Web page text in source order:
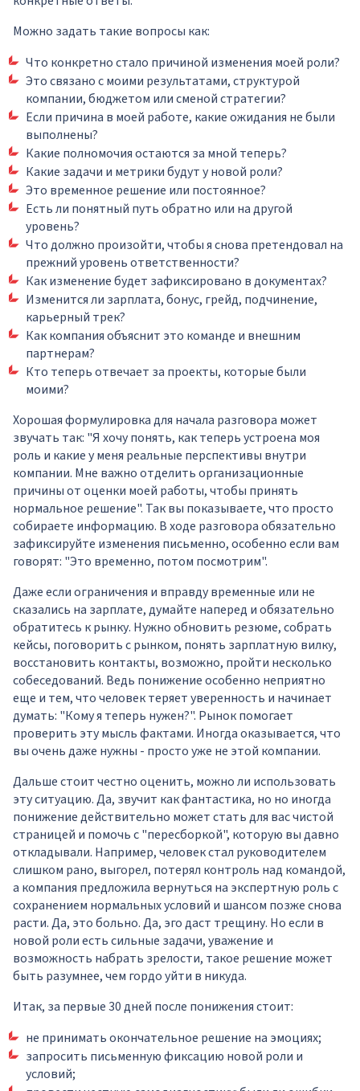
Можно задать такие вопросы как:
Что конкретно стало причиной изменения моей роли?
Это связано с моими результатами, структурой
компании, бюджетом или сменой стратегии?
Если причина в моей работе, какие ожидания не были
выполнены?
Какие полномочия остаются за мной теперь?
Какие задачи и метрики будут у новой роли?
Это временное решение или постоянное?
Есть ли понятный путь обратно или на другой
уровень?
Что должно произойти, чтобы я снова претендовал на
прежний уровень ответственности?
Как изменение будет зафиксировано в документах?
Изменится ли зарплата, бонус, грейд, подчинение,
карьерный трек?
Как компания объяснит это команде и внешним
партнерам?
Кто теперь отвечает за проекты, которые были
моими?
Хорошая формулировка для начала разговора может
звучать так: "Я хочу понять, как теперь устроена моя
роль и какие у меня реальные перспективы внутри
компании. Мне важно отделить организационные
причины от оценки моей работы, чтобы принять
нормальное решение". Так вы показываете, что просто
собираете информацию. В ходе разговора обязательно
зафиксируйте изменения письменно, особенно если вам
говорят: "Это временно, потом посмотрим".
Даже если ограничения и вправду временные или не
сказались на зарплате, думайте наперед и обязательно
обратитесь к рынку. Нужно обновить резюме, собрать
кейсы, поговорить с рынком, понять зарплатную вилку,
восстановить контакты, возможно, пройти несколько
собеседований. Ведь понижение особенно неприятно
еще и тем, что человек теряет уверенность и начинает
думать: "Кому я теперь нужен?". Рынок помогает
проверить эту мысль фактами. Иногда оказывается, что
вы очень даже нужны - просто уже не этой компании.
Дальше стоит честно оценить, можно ли использовать
эту ситуацию. Да, звучит как фантастика, но но иногда
понижение действительно может стать для вас чистой
страницей и помочь с "пересборкой", которую вы давно
откладывали. Например, человек стал руководителем
слишком рано, выгорел, потерял контроль над командой,
а компания предложила вернуться на экспертную роль с
сохранением нормальных условий и шансом позже снова
расти. Да, это больно. Да, эго даст трещину. Но если в
новой роли есть сильные задачи, уважение и
возможность набрать зрелости, такое решение может
быть разумнее, чем гордо уйти в никуда.
Итак, за первые 30 дней после понижения стоит:
не принимать окончательное решение на эмоциях;
запросить письменную фиксацию новой роли и
условий;